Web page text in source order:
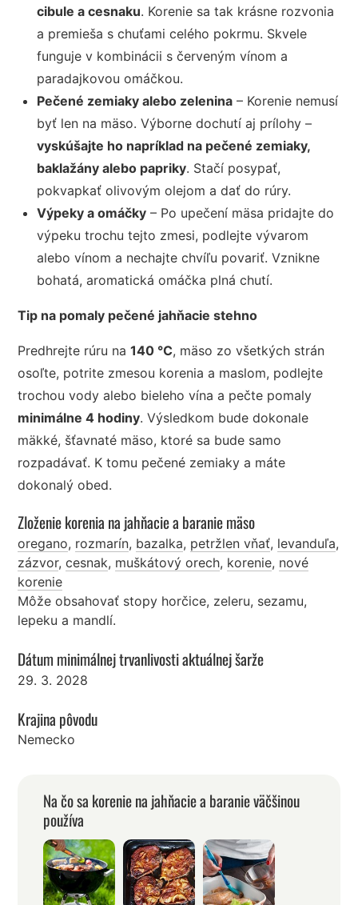
cibule a cesnaku. Korenie sa tak krásne rozvonia
a premieša s chuťami celého pokrmu. Skvele
funguje v kombinácii s červeným vínom a
paradajkovou omáčkou.
Pečené zemiaky alebo zelenina – Korenie nemusí
byť len na mäso. Výborne dochutí aj prílohy –
vyskúšajte ho napríklad na pečené zemiaky,
baklažány alebo papriky. Stačí posypať,
pokvapkať olivovým olejom a dať do rúry.
Výpeky a omáčky – Po upečení mäsa pridajte do
výpeku trochu tejto zmesi, podlejte vývarom
alebo vínom a nechajte chvíľu povariť. Vznikne
bohatá, aromatická omáčka plná chutí.
Tip na pomaly pečené jahňacie stehno
Predhrejte rúru na140 °C, mäso zo všetkých strán
osoľte, potrite zmesou korenia a maslom, podlejte
trochou vody alebo bieleho vína a pečte pomaly
minimálne 4 hodiny. Výsledkom bude dokonale
mäkké, šťavnaté mäso, ktoré sa bude samo
rozpadávať. K tomu pečené zemiaky a máte
dokonalý obed.
Zloženie korenia na jahňacie a baranie mäso
oregano, rozmarín, bazalka, petržlen vňať, levanduľa,
zázvor,cesnak, muškátový orech, korenie, nové
korenie
Môže obsahovať stopy horčice, zeleru, sezamu,
lepeku a mandlí.
Dátum minimálnej trvanlivosti aktuálnej šarže
29. 3. 2028
Krajina pôvodu
Nemecko
Na čo sa korenie na jahňacie a baranie väčšinou
používa